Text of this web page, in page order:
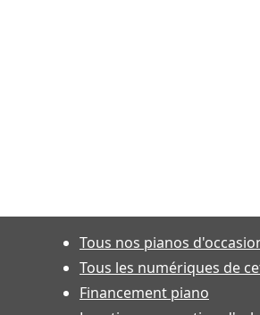
Tous nos pianos
Tous les numériques de
Financement piano